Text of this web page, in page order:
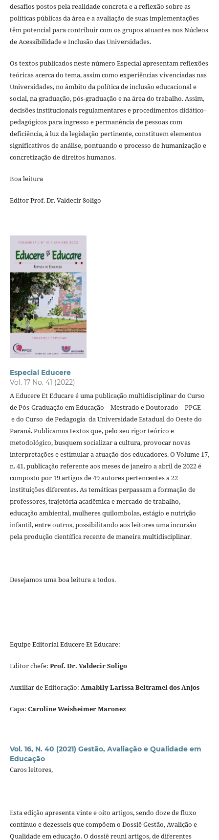
desafios postos pela realidade concreta e a reflexão sobre as
políticas públicas da área e a avaliação de suas implementações
têm potencial para contribuir com os grupos atuantes nos Núcleos
de Acessibilidade e Inclusão das Universidades.
Os textos publicados neste número Especial apresentam reflexões
teóricas acerca do tema, assim como experiências vivenciadas nas
Universidades, no âmbito da política de inclusão educacional e
social, na graduação, pós-graduação e na área do trabalho. Assim,
decisões institucionais regulamentares e procedimentos didático-
pedagógicos para ingresso e permanência de pessoas com
deficiência, à luz da legislação pertinente, constituem elementos
significativos de análise, pontuando o processo de humanização e
concretização de direitos humanos.
Boa leitura
Editor Prof. Dr. Valdecir Soligo
Especial Educere
Vol. 17 No. 41 (2022)
A Educere Et Educare é uma publicação multidisciplinar do Curso
de Pós-Graduação em Educação – Mestrado e Doutorado - PPGE -
e do Curso de Pedagogia da Universidade Estadual do Oeste do
Paraná. Publicamos textos que, pelo seu rigor teórico e
metodológico, busquem socializar a cultura, provocar novas
interpretações e estimular a atuação dos educadores. O Volume 17,
n. 41, publicação referente aos meses de janeiro a abril de 2022 é
composto por 19 artigos de 49 autores pertencentes a 22
instituições diferentes. As temáticas perpassam a formação de
professores, trajetória acadêmica e mercado de trabalho,
educação ambiental, mulheres quilombolas, estágio e nutrição
infantil, entre outros, possibilitando aos leitores uma incursão
pela produção científica recente de maneira multidisciplinar.
Desejamos uma boa leitura a todos.
Equipe Editorial Educere Et Educare:
Editor chefe: Prof. Dr. Valdecir Soligo
Auxiliar de Editoração: Amabily Larissa Beltramel dos Anjos
Capa: Caroline Weisheimer Maronez
Vol. 16, N. 40 (2021) Gestão, Avaliação e Qualidade em
Educação
Caros leitores,
Esta edição apresenta vinte e oito artigos, sendo doze de fluxo
contínuo e dezesseis que compõem o Dossiê Gestão, Avalição e
Qualidade em educação. O dossiê reuni artigos, de diferentes